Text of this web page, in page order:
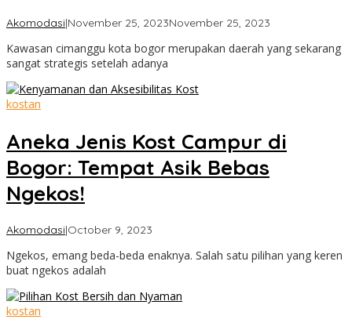
Akomodasi|November 25, 2023November 25, 2023
Bogor
Kawasan cimanggu kota bogor merupakan daerah yang sekarang
sangat strategis setelah adanya
kostan
Aneka Jenis Kost Campur di
Bogor: Tempat Asik Bebas
Ngekos!
Akomodasi|October 9, 2023
Bogor
Ngekos, emang beda-beda enaknya. Salah satu pilihan yang keren
buat ngekos adalah
kostan